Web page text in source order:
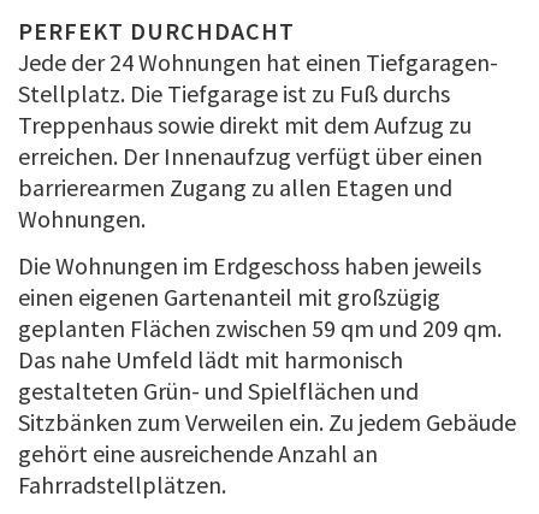
PERFEKT DURCHDACHT
Jede der 24 Wohnungen hat einen Tiefgaragen-
Stellplatz. Die Tiefgarage ist zu Fuß durchs
Treppenhaus sowie direkt mit dem Aufzug zu
erreichen. Der Innenaufzug verfügt über einen
barrierearmen Zugang zu allen Etagen und
Wohnungen.
Die Wohnungen im Erdgeschoss haben jeweils
einen eigenen Gartenanteil mit großzügig
geplanten Flächen zwischen 59 qm und 209 qm.
Das nahe Umfeld lädt mit harmonisch
gestalteten Grün- und Spielflächen und
Sitzbänken zum Verweilen ein. Zu jedem Gebäude
gehört eine ausreichende Anzahl an
Fahrradstellplätzen.